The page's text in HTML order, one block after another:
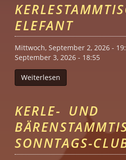
ELEFANT
Mittwoch, September 2, 2026 -
September 3, 2026 - 18:55
Weiterlesen
KERLE- UND
SONNTAGS-